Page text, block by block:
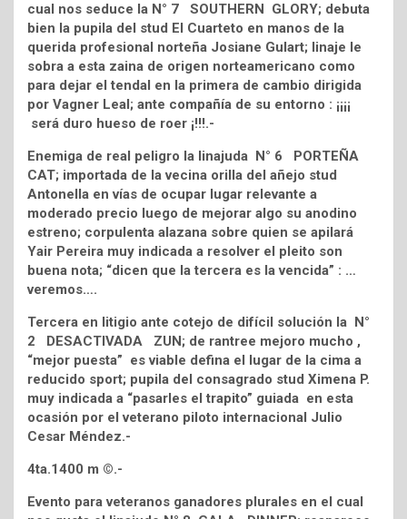
cual nos seduce la N° 7 SOUTHERN GLORY; debuta
bien la pupila del stud El Cuarteto en manos de la
querida profesional norteña Josiane Gulart; linaje le
sobra a esta zaina de origen norteamericano como
para dejar el tendal en la primera de cambio dirigida
por Vagner Leal; ante compañía de su entorno : ¡¡¡¡
será duro hueso de roer ¡!!!.-
Enemiga de real peligro la linajuda N° 6 PORTEÑA
CAT; importada de la vecina orilla del añejo stud
Antonella en vías de ocupar lugar relevante a
moderado precio luego de mejorar algo su anodino
estreno; corpulenta alazana sobre quien se apilará
Yair Pereira muy indicada a resolver el pleito son
buena nota; “dicen que la tercera es la vencida” : …
veremos….
Tercera en litigio ante cotejo de difícil solución la N°
2 DESACTIVADA ZUN; de rantree mejoro mucho ,
“mejor puesta” es viable defina el lugar de la cima a
reducido sport; pupila del consagrado stud Ximena P.
muy indicada a “pasarles el trapito” guiada en esta
ocasión por el veterano piloto internacional Julio
Cesar Méndez.-
4ta.1400 m ©.-
Evento para veteranos ganadores plurales en el cual